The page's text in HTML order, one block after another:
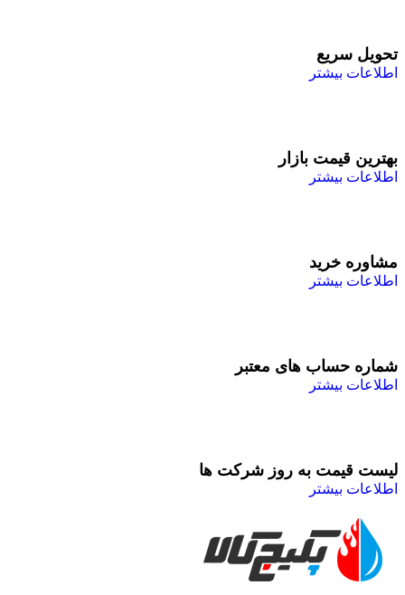
تحویل سریع
اطلاعات بیشتر
بهترین قیمت بازار
اطلاعات بیشتر
مشاوره خرید
اطلاعات بیشتر
شماره حساب های معتبر
اطلاعات بیشتر
لیست قیمت به روز شرکت ها
اطلاعات بیشتر